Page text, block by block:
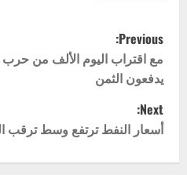
P
o
s
t
n
Previous:
مع اقتراب اليوم الألف من حرب
يدفعون الثمن
Next:
أسعار النفط ترتفع وسط ترقب